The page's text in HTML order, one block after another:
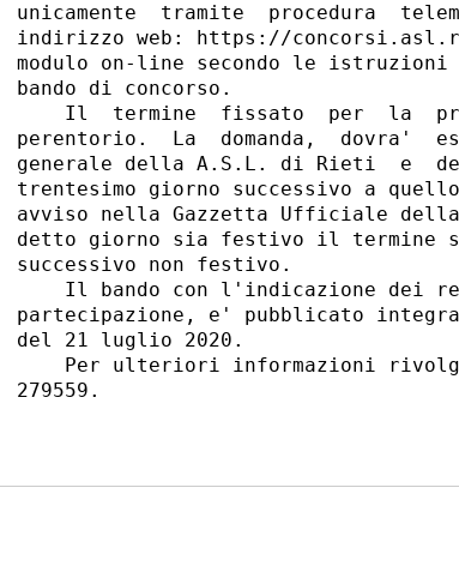
unicamente  tramite  procedura
indirizzo web: https://
modulo on-line secondo le
bando di concorso.
Il  termine  fissato  per  la
perentorio.  La  domanda,  dovra'
generale della A.S.L. di Rieti  e
trentesimo giorno successivo a
avviso nella Gazzetta Ufficiale
detto giorno sia festivo il termine
successivo non festivo.
Il bando con l'indicazione dei
partecipazione, e' pubblicato
del 21 luglio 2020.
Per ulteriori informazioni
279559.